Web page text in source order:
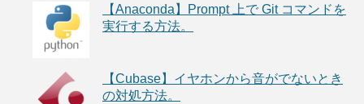
【Anaconda】Prompt 上で Git コマンドを
実行する方法。
【Cubase】イヤホンから音がでないとき
の対処方法。